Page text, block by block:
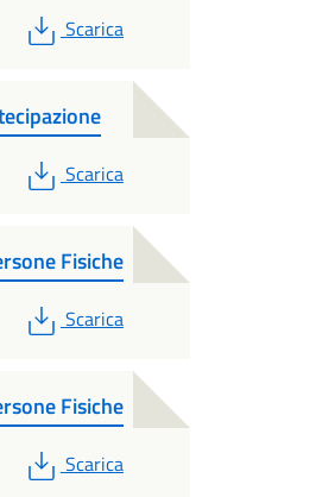
PDF
Scarica
PDF
Scarica
Fisiche
PDF
Scarica
Fisiche
PDF
Scarica